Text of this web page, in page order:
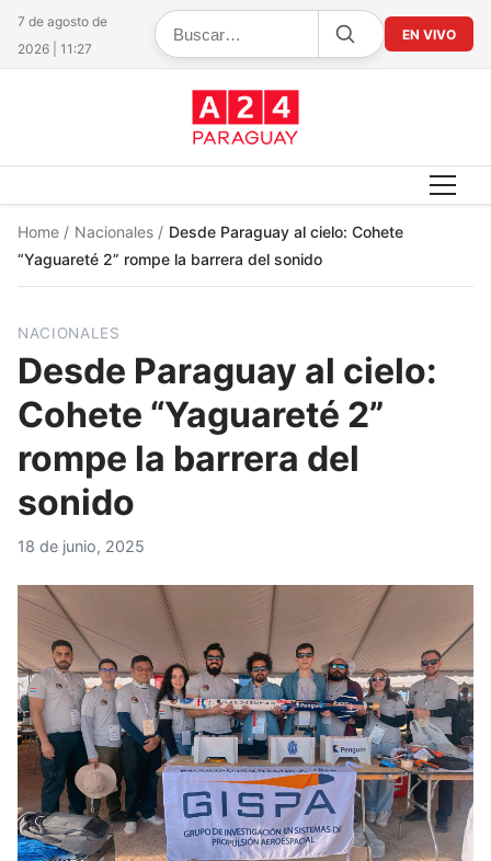
7 de agosto de
2026 | 11:27
EN VIVO
Home / Nacionales / Desde Paraguay al cielo: Cohete
“Yaguareté 2” rompe la barrera del sonido
NACIONALES
Desde Paraguay al cielo:
Cohete “Yaguareté 2”
rompe la barrera del
sonido
18 de junio, 2025